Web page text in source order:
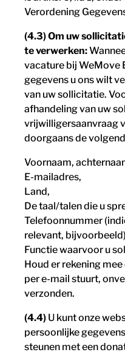
Verordening
(4.3) Om uw
te verwerken:
vacature bij WeMove
gegevens u ons wilt
van uw sollicitatie.
afhandeling van uw
vrijwilligersaanvraag
doorgaans de
Voornaam,
E-mailadres,
Land,
De taal/talen die u
Telefoonnummer
relevant,
Functie waarvoor u
Houd er rekening
per e-mail stuurt,
verzonden.
(4.4) U kunt onze
persoonlijke
steunen met een